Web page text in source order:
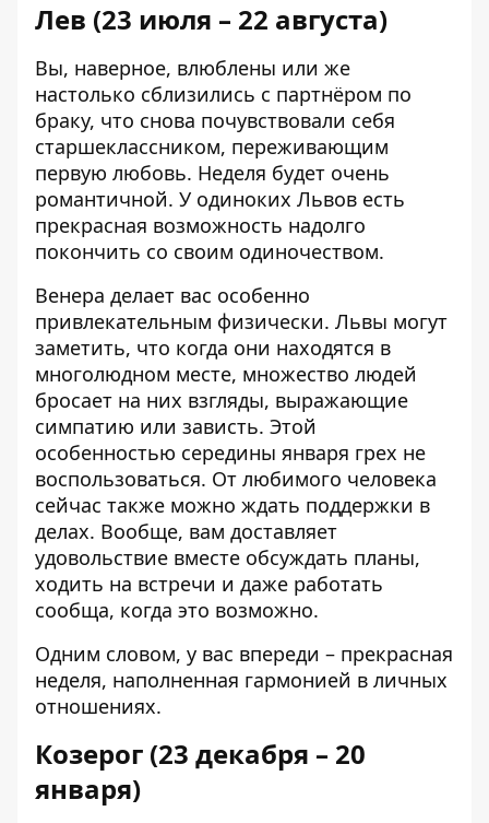
Лев (23 июля – 22 августа)
Вы, наверное, влюблены или же
настолько сблизились с партнёром по
браку, что снова почувствовали себя
старшеклассником, переживающим
первую любовь. Неделя будет очень
романтичной. У одиноких Львов есть
прекрасная возможность надолго
покончить со своим одиночеством.
Венера делает вас особенно
привлекательным физически. Львы могут
заметить, что когда они находятся в
многолюдном месте, множество людей
бросает на них взгляды, выражающие
симпатию или зависть. Этой
особенностью середины января грех не
воспользоваться. От любимого человека
сейчас также можно ждать поддержки в
делах. Вообще, вам доставляет
удовольствие вместе обсуждать планы,
ходить на встречи и даже работать
сообща, когда это возможно.
Одним словом, у вас впереди – прекрасная
неделя, наполненная гармонией в личных
отношениях.
Козерог (23 декабря – 20
января)